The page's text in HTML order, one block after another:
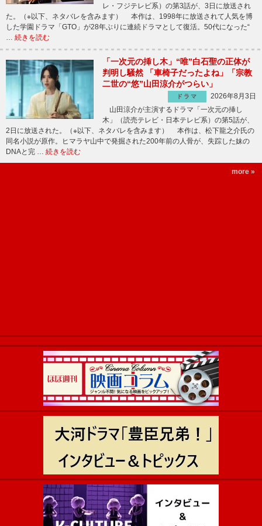
レ・フジテレビ系）の第3話が、3日に放送され
た。（※以下、ネタバレを含みます） 本作は、1998年に放送されて人気を博
した学園ドラマ「GTO」が28年ぶりに連続ドラマとして復活。50代になった“
続きを読む
「一次元の挿し木」“唯”白石聖の正体が
判明し騒然 「車椅子だったよね」「宗教
二世の“悠”山田涼介がつらい」
ドラマ
2026年8月3日
山田涼介が主演するドラマ「一次元の挿し
木」（読売テレビ・日本テレビ系）の第5話が、
2日に放送された。（※以下、ネタバレを含みます） 本作は、松下龍之介氏の
同名小説が原作。ヒマラヤ山中で発掘された200年前の人骨が、失踪した妹の
DNAと完 … 続きを読む
more »